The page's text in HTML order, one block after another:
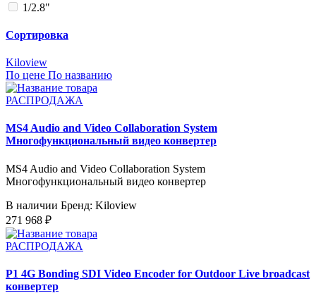
1/2.8"
Сортировка
Kiloview
По цене По названию
РАСПРОДАЖА
MS4 Audio and Video Collaboration System
Многофункциональный видео конвертер
MS4 Audio and Video Collaboration System
Многофункциональный видео конвертер
В наличии Бренд: Kiloview
271 968 ₽
РАСПРОДАЖА
P1 4G Bonding SDI Video Encoder for Outdoor Live broadcast
конвертер